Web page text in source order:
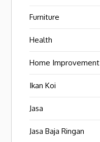
Furniture
Health
Home Improvement
Ikan Koi
Jasa
Jasa Baja Ringan